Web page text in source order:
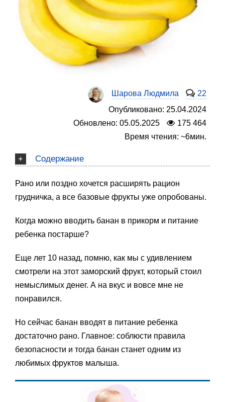
Шарова Людмила
22
Опубликовано: 25.04.2024
Обновлено: 05.05.2025
175 464
Время чтения: ~6мин.
Содержание
Рано или поздно хочется расширять рацион
грудничка, а все базовые фрукты уже опробованы.
Когда можно вводить банан в прикорм и питание
ребенка постарше?
Еще лет 10 назад, помню, как мы с удивлением
смотрели на этот заморский фрукт, который стоил
немыслимых денег. А на вкус и вовсе мне не
понравился.
Но сейчас банан вводят в питание ребенка
достаточно рано. Главное: соблюсти правила
безопасности и тогда банан станет одним из
любимых фруктов малыша.